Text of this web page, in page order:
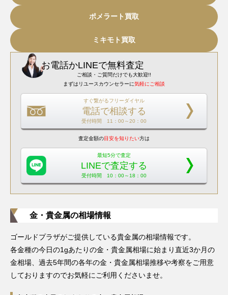
ポメラート買取
ミキモト買取
お電話かLINEで無料査定
ご相談・ご質問だけでも大歓迎!!
まずはリユースカウンセラーに気軽にご相談
すぐ繋がるフリーダイヤル
電話で相談する
受付時間 11：00～20：00
査定金額の目安を知りたい方は
最短5分で査定
LINEで査定する
受付時間 10：00～18：00
金・貴金属の相場情報
ゴールドプラザがご提供している貴金属の相場情報です。
各金種の今日の1gあたりの金・貴金属相場に始まり直近3か月の
金相場、過去5年間の各年の金・貴金属相場推移や考察をご用意
しておりますのでお気軽にご利用くださいませ。